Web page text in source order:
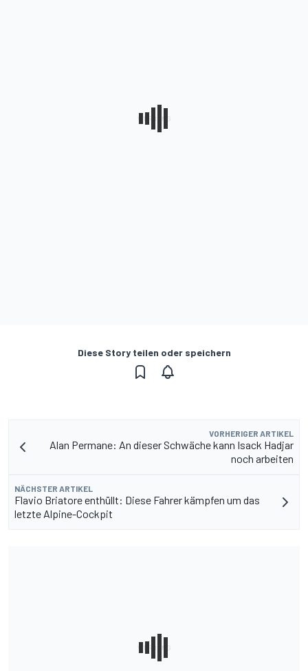
Diese Story teilen oder speichern
VORHERIGER ARTIKEL
Alan Permane: An dieser Schwäche kann Isack Hadjar
noch arbeiten
NÄCHSTER ARTIKEL
Flavio Briatore enthüllt: Diese Fahrer kämpfen um das
letzte Alpine-Cockpit